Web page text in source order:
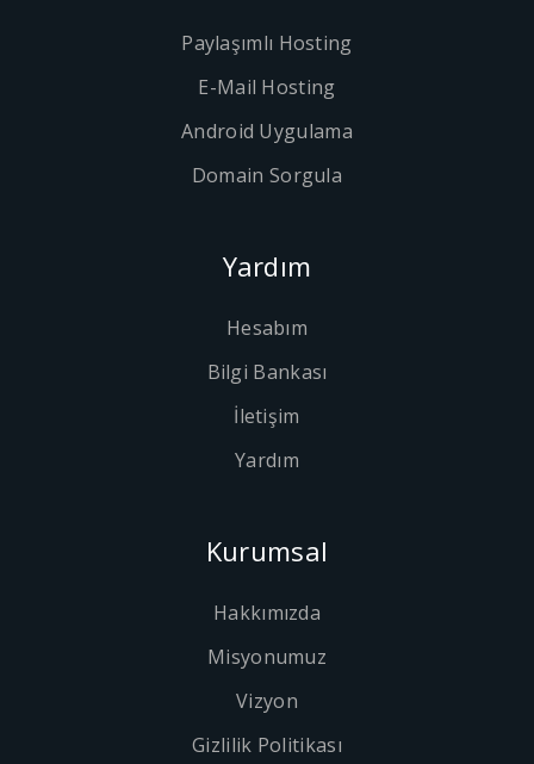
Paylaşımlı Hosting
E-Mail Hosting
Android Uygulama
Domain Sorgula
Yardım
Hesabım
Bilgi Bankası
İletişim
Yardım
Kurumsal
Hakkımızda
Misyonumuz
Vizyon
Gizlilik Politikası